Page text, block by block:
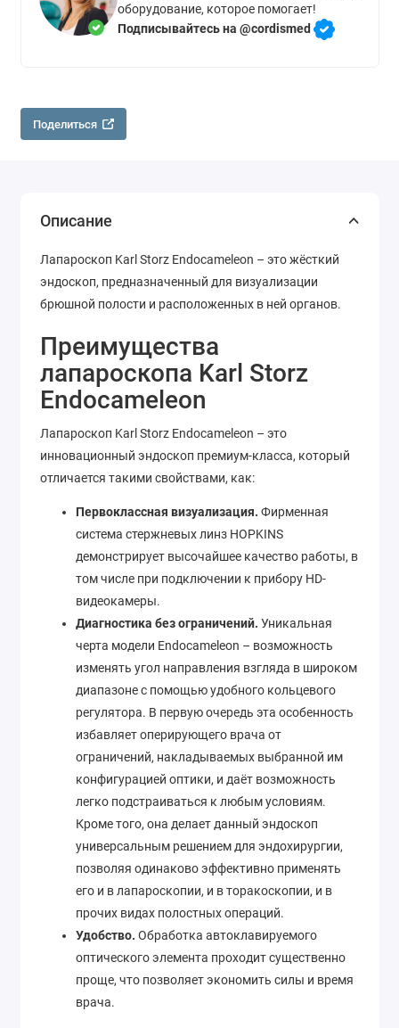
оборудование, которое помогает!
Подписывайтесь на @cordismed
Поделиться
Описание
Лапароскоп Karl Storz Endocameleon – это жёсткий
эндоскоп, предназначенный для визуализации
брюшной полости и расположенных в ней органов.
Преимущества
лапароскопа Karl Storz
Endocameleon
Лапароскоп Karl Storz Endocameleon – это
инновационный эндоскоп премиум-класса, который
отличается такими свойствами, как:
Первоклассная визуализация. Фирменная
система стержневых линз HOPKINS
демонстрирует высочайшее качество работы, в
том числе при подключении к прибору HD-
видеокамеры.
Диагностика без ограничений. Уникальная
черта модели Endocameleon – возможность
изменять угол направления взгляда в широком
диапазоне с помощью удобного кольцевого
регулятора. В первую очередь эта особенность
избавляет оперирующего врача от
ограничений, накладываемых выбранной им
конфигурацией оптики, и даёт возможность
легко подстраиваться к любым условиям.
Кроме того, она делает данный эндоскоп
универсальным решением для эндохирургии,
позволяя одинаково эффективно применять
его и в лапароскопии, и в торакоскопии, и в
прочих видах полостных операций.
Удобство. Обработка автоклавируемого
оптического элемента проходит существенно
проще, что позволяет экономить силы и время
врача.